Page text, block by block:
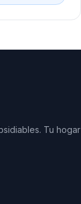
Tu hogar